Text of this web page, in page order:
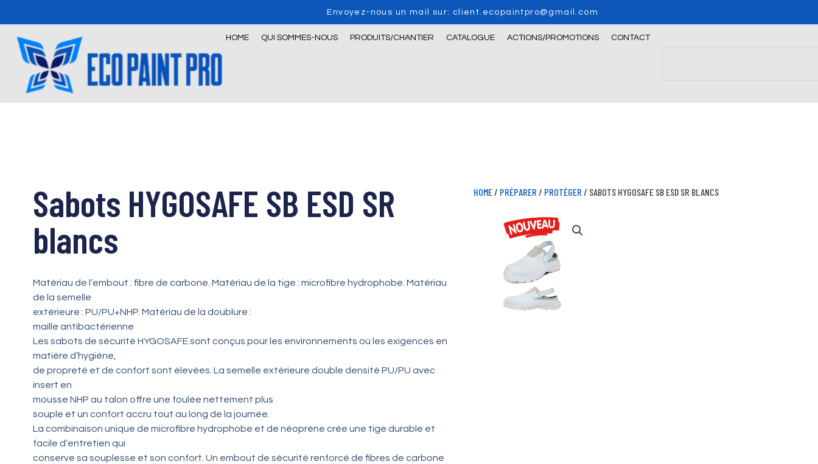
to
content
Envoyez-nous un mail sur: client.ecopaintpro@gmail.com
HOME QUI SOMMES-NOUS PRODUITS/CHANTIER CATALOGUE ACTIONS/PROMOTIONS CONTACT
Sabots HYGOSAFE SB ESD SR
blancs
Matériau de l’embout : fibre de carbone. Matériau de la tige : microfibre hydrophobe. Matériau
de la semelle
extérieure : PU/PU+NHP. Matériau de la doublure :
maille antibactérienne
Les sabots de sécurité HYGOSAFE sont conçus pour les environnements où les exigences en
matière d’hygiène,
de propreté et de confort sont élevées. La semelle extérieure double densité PU/PU avec
insert en
mousse NHP au talon offre une foulée nettement plus
souple et un confort accru tout au long de la journée.
La combinaison unique de microfibre hydrophobe et de néoprène crée une tige durable et
facile d’entretien qui
conserve sa souplesse et son confort. Un embout de sécurité renforcé de fibres de carbone
HOME/ PRÉPARER / PROTÉGER / SABOTS HYGOSAFE SB ESD SR BLANCS